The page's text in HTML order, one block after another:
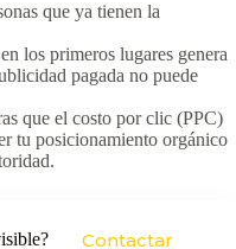
que ya tienen la
los primeros lugares genera
pagada no puede
que el costo por clic (PPC)
tu posicionamiento orgánico
Contactar